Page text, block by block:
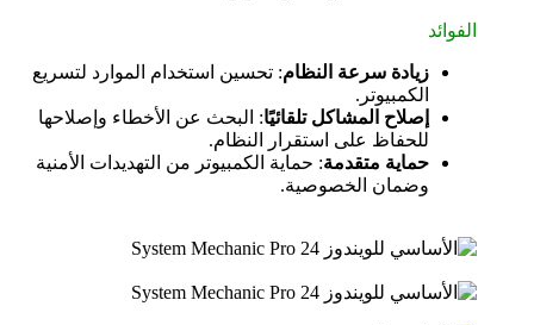
الفوائد
زيادة سرعة النظام: تحسين استخدام الموارد لتسريع
الكمبيوتر.
إصلاح المشاكل تلقائيًا: البحث عن الأخطاء وإصلاحها
للحفاظ على استقرار النظام.
حماية متقدمة: حماية الكمبيوتر من التهديدات الأمنية
وضمان الخصوصية.